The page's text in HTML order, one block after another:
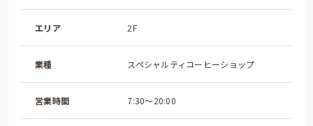
エリア 2F
業種 スペシャルティコーヒーショップ
営業時間 7:30～20:00